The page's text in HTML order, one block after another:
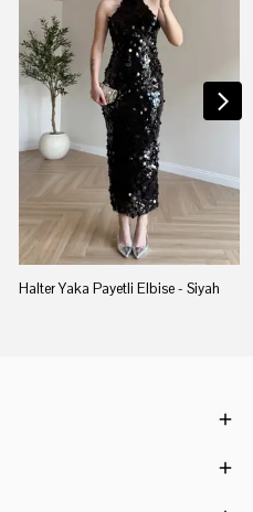
Halter Yaka Payetli Elbise - Siyah